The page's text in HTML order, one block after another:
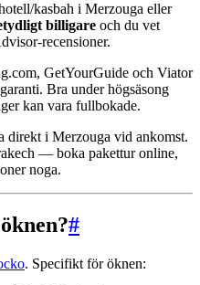
kasbah i Merzouga eller
billigare och du vet
recensioner.
GetYourGuide och Viator
Bra under högsäsong
kan vara fullbokade.
i Merzouga vid ankomst.
— boka pakettur online,
noga.
#
. Specifikt för öknen: